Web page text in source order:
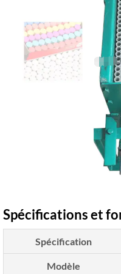
Spécifications et
Spécification
Modèle